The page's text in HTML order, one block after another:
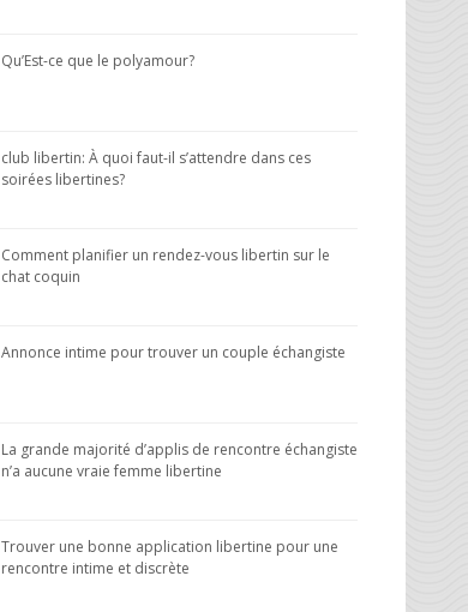
Qu’Est-ce que le polyamour?
club libertin: À quoi faut-il s’attendre dans ces
soirées libertines?
Comment planifier un rendez-vous libertin sur le
chat coquin
Annonce intime pour trouver un couple échangiste
La grande majorité d’applis de rencontre échangiste
n’a aucune vraie femme libertine
Trouver une bonne application libertine pour une
rencontre intime et discrète